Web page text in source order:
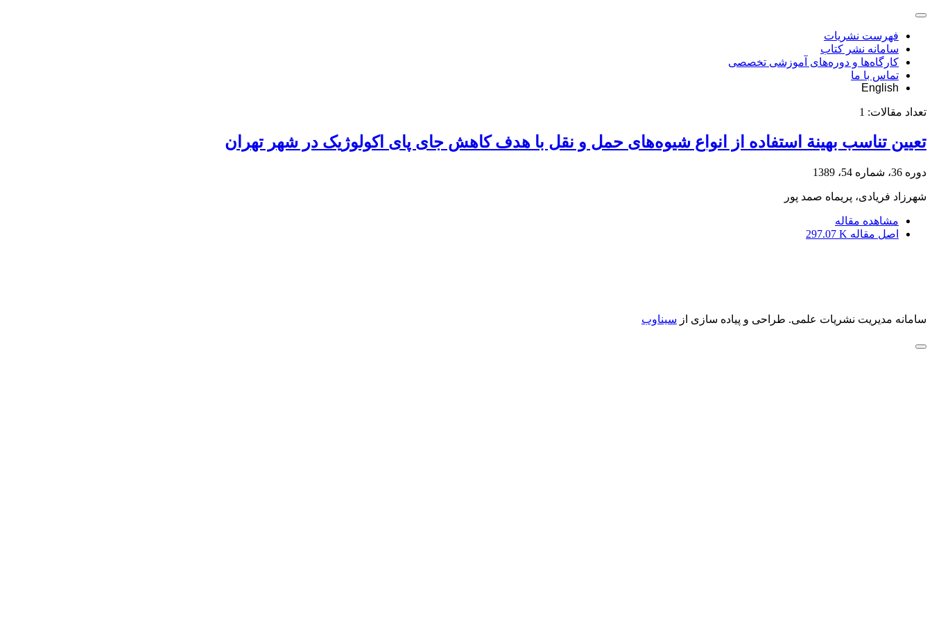
فهرست نشریات
سامانه نشر کتاب
کارگاه‌ها و دوره‌های آموزشی تخصصی
تماس با ما
English
تعداد مقالات: 1
تعیین تناسب بهینة استفاده از انواع شیوه‌های حمل و نقل با هدف کاهش جای پای اکولوژیک در شهر تهران
دوره 36، شماره 54، 1389
شهرزاد فریادی، پریماه صمد پور
مشاهده مقاله
اصل مقاله 297.07 K
سامانه مدیریت نشریات علمی. طراحی و پیاده سازی از سیناوب